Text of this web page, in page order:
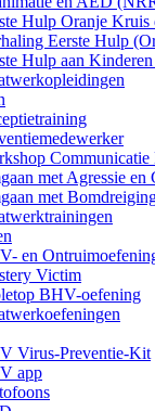
Hulp Oranje Kruis
Eerste Hulp
Hulp aan
met Agressie en
met
en
Victim
BHV-oefening
Virus-Preventie-Kit
app